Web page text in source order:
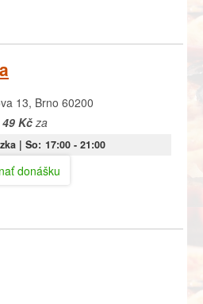
13, Brno 60200
49 Kčza
| So: 17:00- 21:00
donášku